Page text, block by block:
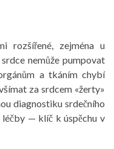
rozšířené, zejména u
nemůže pumpovat
a tkáním chybí
za srdcem «žerty»
diagnostiku srdečního
— klíč k úspěchu v